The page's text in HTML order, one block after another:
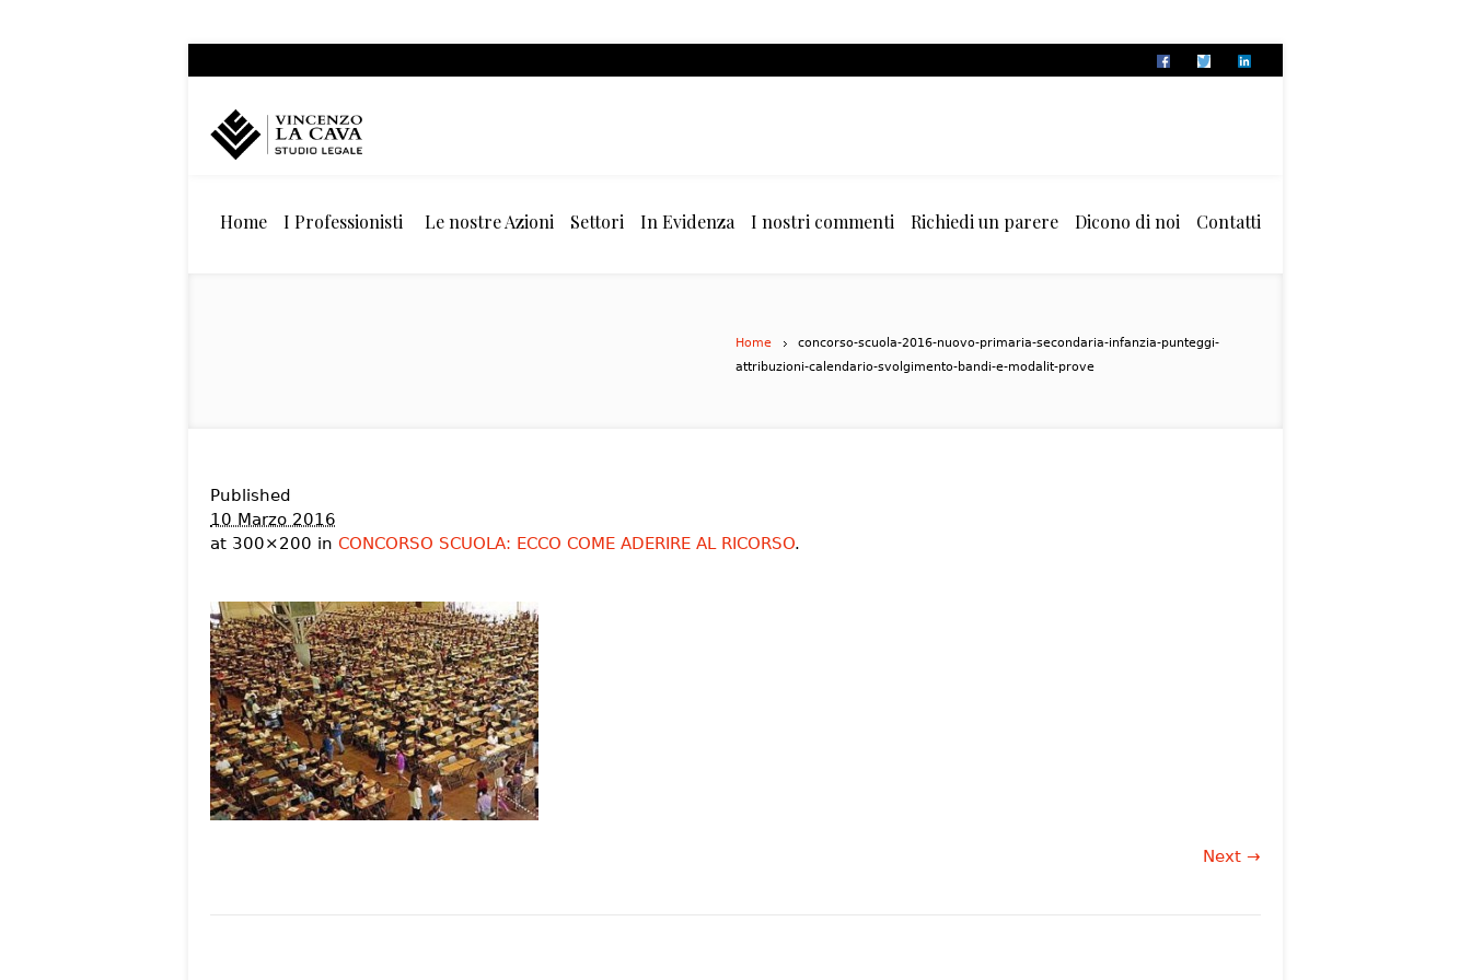
Home I Professionisti Le nostre Azioni Settori In Evidenza I nostri commenti Richiedi un parere Dicono di noi Contatti
Home
concorso-scuola-2016-nuovo-primaria-secondaria-infanzia-punteggi-
attribuzioni-calendario-svolgimento-bandi-e-modalit-prove
Published
10 Marzo 2016
at 300×200 in CONCORSO SCUOLA: ECCO COME ADERIRE AL RICORSO.
Next →